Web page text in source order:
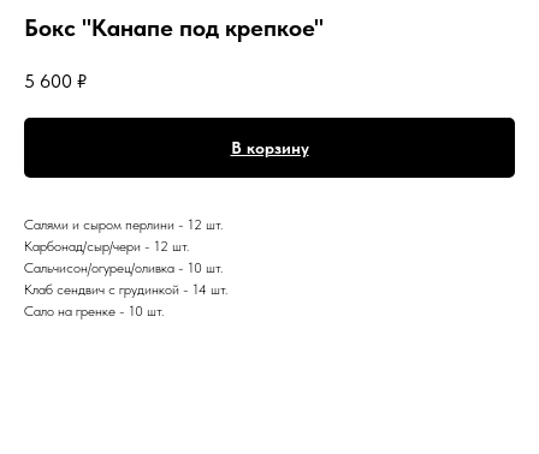
Бокс "Канапе под крепкое"
5 600 ₽
В корзину
Салями и сыром перлини - 12 шт.
Карбонад/сыр/чери - 12 шт.
Сальчисон/огурец/оливка - 10 шт.
Клаб сендвич с грудинкой - 14 шт.
Сало на гренке - 10 шт.